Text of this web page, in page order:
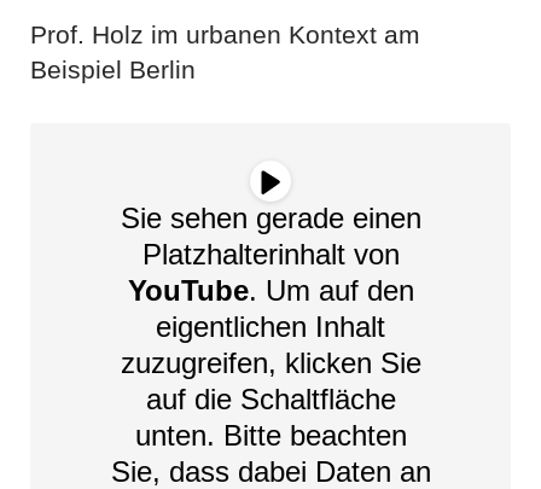
Prof. Holz im urbanen Kontext am
Beispiel Berlin
Sie sehen gerade einen
Platzhalterinhalt von
YouTube. Um auf den
eigentlichen Inhalt
zuzugreifen, klicken Sie
auf die Schaltfläche
unten. Bitte beachten
Sie, dass dabei Daten an